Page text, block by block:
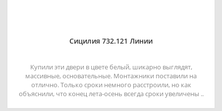
Сицилия 732.121 Линии
Купили эти двери в цвете белый, шикарно выглядят,
массивные, основательные. Монтажники поставили на
отлично. Только сроки немного расстроили, но как
объяснили, что конец лета-осень всегда сроки увеличены ..